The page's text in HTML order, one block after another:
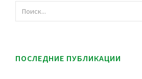
ПОСЛЕДНИЕ ПУБЛИКАЦИИ